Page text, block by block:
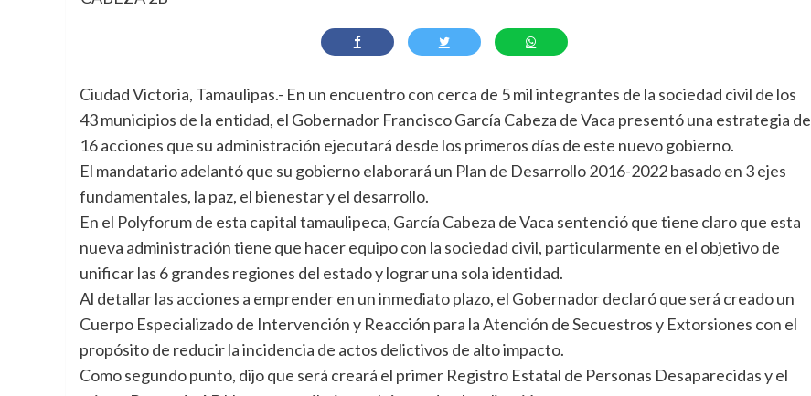
Ciudad Victoria, Tamaulipas.- En un encuentro con cerca de 5 mil integrantes de la sociedad civil de los
43 municipios de la entidad, el Gobernador Francisco García Cabeza de Vaca presentó una estrategia de
16 acciones que su administración ejecutará desde los primeros días de este nuevo gobierno.
El mandatario adelantó que su gobierno elaborará un Plan de Desarrollo 2016-2022 basado en 3 ejes
fundamentales, la paz, el bienestar y el desarrollo.
En el Polyforum de esta capital tamaulipeca, García Cabeza de Vaca sentenció que tiene claro que esta
nueva administración tiene que hacer equipo con la sociedad civil, particularmente en el objetivo de
unificar las 6 grandes regiones del estado y lograr una sola identidad.
Al detallar las acciones a emprender en un inmediato plazo, el Gobernador declaró que será creado un
Cuerpo Especializado de Intervención y Reacción para la Atención de Secuestros y Extorsiones con el
propósito de reducir la incidencia de actos delictivos de alto impacto.
Como segundo punto, dijo que será creará el primer Registro Estatal de Personas Desaparecidas y el